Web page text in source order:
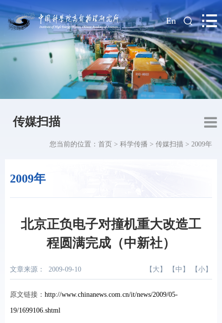
| En
传媒扫描
2009年
您当前的位置： 首页 > 科学传播 > 传媒扫描 > 2009年
北京正负电子对撞机重大改造工
程圆满完成（中新社）
文章来源： 2009-09-10 【 大 】 【 中 】 【 小 】
原文链接： http://www.chinanews.com.cn/it/news/2009/05-
19/1699106.shtml